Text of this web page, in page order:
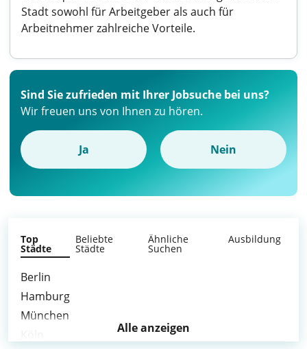
Stadt sowohl für Arbeitgeber als auch für
Arbeitnehmer zahlreiche Vorteile.
Sind Sie zufrieden mit Ihrer Jobsuche bei uns?
Wir freuen uns von Ihnen zu hören.
Ja Nein
Top
Städte
Beliebte
Städte
Ähnliche
Suchen
Ausbildung
Berlin
Hamburg
München
Alle anzeigen